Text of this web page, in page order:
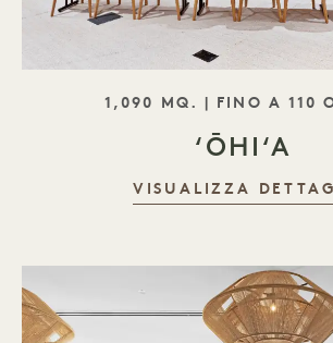
SLOGAN
1,090 MQ. | FINO A 110
ʻŌHIʻA
VISUALIZZA